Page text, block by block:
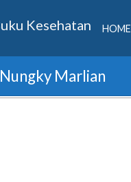
HOME
Nungky Marlian